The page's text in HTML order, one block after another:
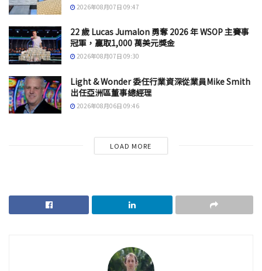
2026年08月07日 09:47
22 歲 Lucas Jumalon 勇奪 2026 年 WSOP 主賽事
冠軍，贏取1,000 萬美元獎金
2026年08月07日 09:30
Light & Wonder 委任行業資深從業員Mike Smith
出任亞洲區董事總經理
2026年08月06日 09:46
LOAD MORE